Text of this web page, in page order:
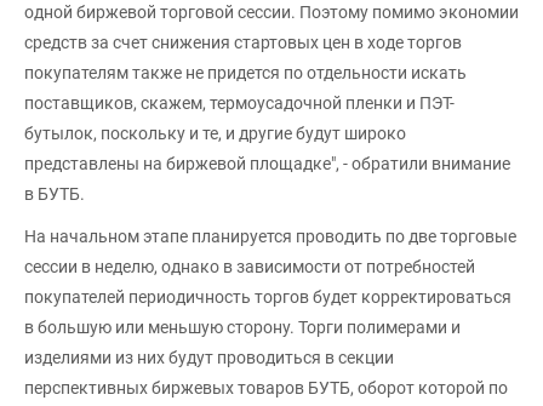
одной биржевой торговой сессии. Поэтому помимо экономии
средств за счет снижения стартовых цен в ходе торгов
покупателям также не придется по отдельности искать
поставщиков, скажем, термоусадочной пленки и ПЭТ-
бутылок, поскольку и те, и другие будут широко
представлены на биржевой площадке", - обратили внимание
в БУТБ.
На начальном этапе планируется проводить по две торговые
сессии в неделю, однако в зависимости от потребностей
покупателей периодичность торгов будет корректироваться
в большую или меньшую сторону. Торги полимерами и
изделиями из них будут проводиться в секции
перспективных биржевых товаров БУТБ, оборот которой по